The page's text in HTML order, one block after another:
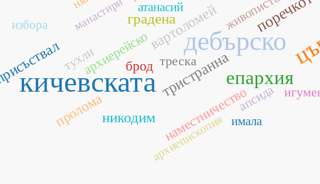
кичевската
дебърско
епархия
поречкото
тристранна
вартоломей
градена
никодим
пролома
архиерейско
брод
наместничествоапсида
живописта
треска
тухли
архиепископия
атанасий
избора
имала
манастири